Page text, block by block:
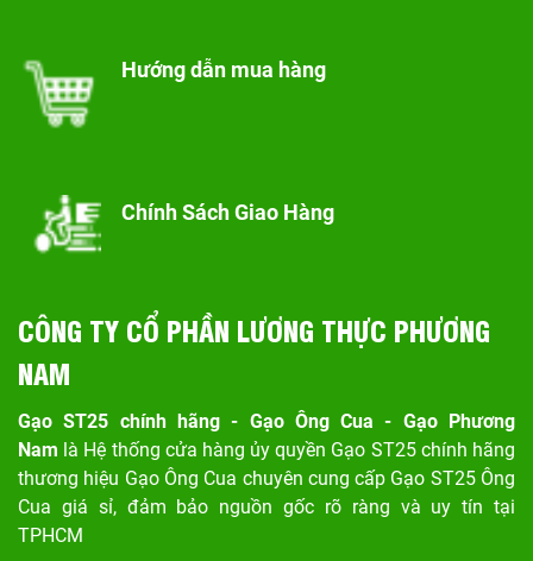
Hướng dẫn mua hàng
Chính Sách Giao Hàng
CÔNG TY CỔ PHẦN LƯƠNG THỰC PHƯƠNG
NAM
Gạo ST25 chính hãng - Gạo Ông Cua - Gạo Phương
Nam là Hệ thống cửa hàng ủy quyền Gạo ST25 chính hãng
thương hiệu Gạo Ông Cua chuyên cung cấp Gạo ST25 Ông
Cua giá sỉ, đảm bảo nguồn gốc rõ ràng và uy tín tại
TPHCM